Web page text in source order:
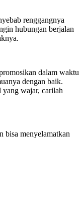
renggangnya
hubungan berjalan
dalam waktu
dengan baik.
yang wajar, carilah
bisa menyelamatkan